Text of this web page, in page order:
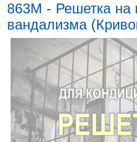
863M - Решетка на
вандализма